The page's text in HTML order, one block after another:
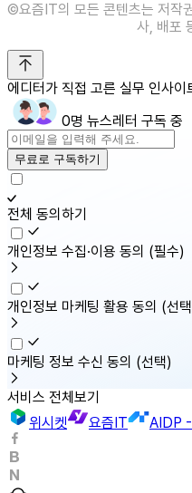
©요즘IT의 모든 콘텐츠는 저작
사, 배포
에디터가 직접 고른 실무 인사
0명 뉴스레터 구독 중
무료로 구독하기
전체 동의하기
개인정보 수집·이용 동의 (필수)
개인정보 마케팅 활용 동의 (선
마케팅 정보 수신 동의 (선택)
서비스 전체보기
위시켓
요즘IT AIDP